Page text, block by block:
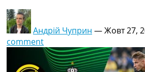
Андрій Чуприн —Жовт 27,
comment